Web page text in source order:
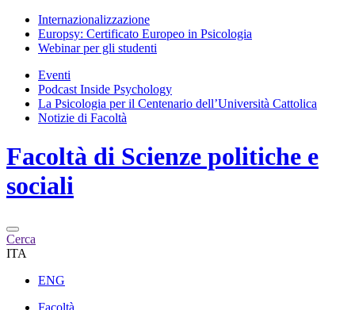
Internazionalizzazione
Europsy: Certificato Europeo in Psicologia
Webinar per gli studenti
Eventi
Podcast Inside Psychology
La Psicologia per il Centenario dell’Università Cattolica
Notizie di Facoltà
Facoltà di Scienze politiche e
sociali
Cerca
ITA
ENG
Facoltà